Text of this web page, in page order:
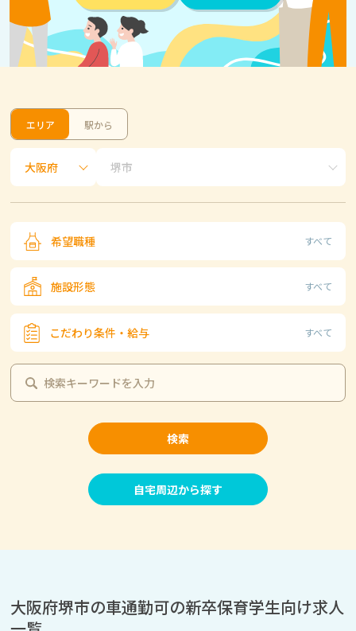
エリア 駅から
希望職種 すべて
施設形態 すべて
こだわり条件・給与 すべて
検索
自宅周辺から探す
大阪府堺市の車通勤可の新卒保育学生向け求人